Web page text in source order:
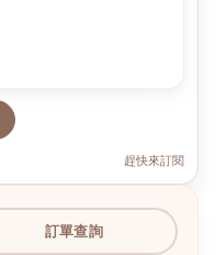
趕快來訂閱
訂單查詢